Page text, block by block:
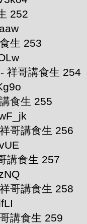
252
生 253
祥哥講食生 254
食生 255
哥講食生 256
講食生 257
哥講食生 258
講食生 259